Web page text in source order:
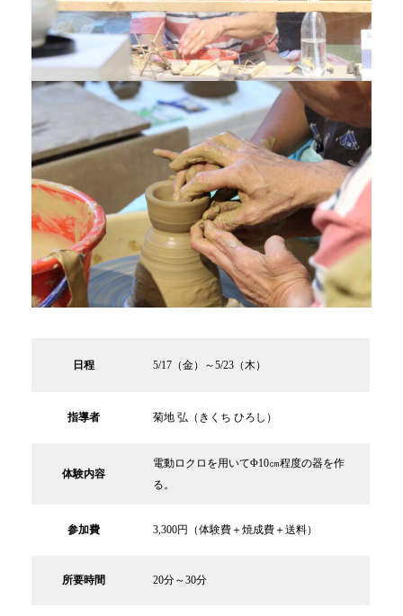
日程 5/17（金）～5/23（木）
指導者 菊地 弘（きくち ひろし）
体験内容
電動ロクロを用いてΦ10㎝程度の器を作
る。
参加費 3,300円（体験費＋焼成費＋送料）
所要時間 20分～30分